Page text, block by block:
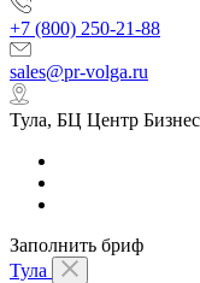
+7 (800) 250-21-88
sales@pr-volga.ru
Тула, БЦ Центр
Заполнить бриф
Тула